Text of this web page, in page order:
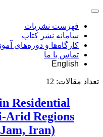
فهرست نشریات
سامانه نشر کتاب
کارگاه‌ها و دوره‌های
تماس با ما
English
تعداد مقالات: 12
Residential
Arid Regions
Iran)